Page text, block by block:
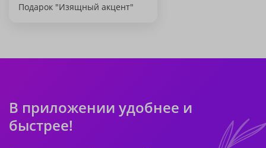
Подарок "Изящный акцент"
В приложении удобнее и
быстрее!